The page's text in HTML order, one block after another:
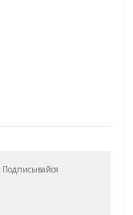
Подписывайся